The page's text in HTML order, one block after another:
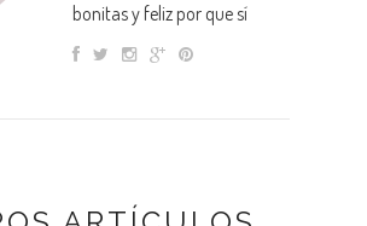
bonitas y feliz por que sí